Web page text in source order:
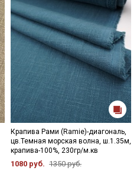
Крапива Рами (Ramie)-диагональ,
цв.Темная морская волна, ш.1.35м,
крапива-100%, 230гр/м.кв
1080 руб. 1350 руб.